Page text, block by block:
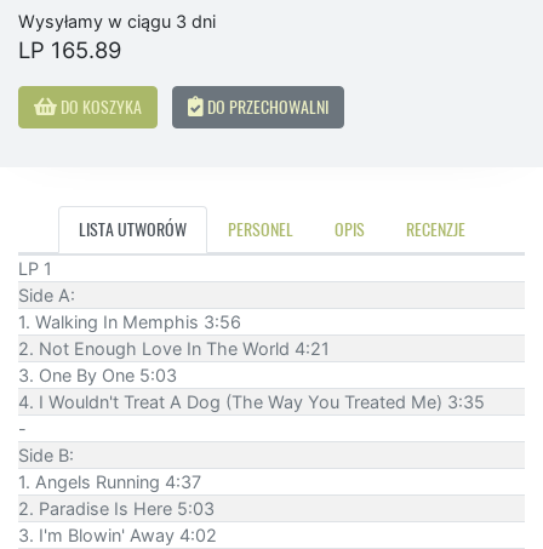
Wysyłamy w ciągu 3 dni
LP 165.89
DO KOSZYKA DO PRZECHOWALNI
LISTA UTWORÓW PERSONEL OPIS RECENZJE
LP 1
Side A:
1. Walking In Memphis 3:56
2. Not Enough Love In The World 4:21
3. One By One 5:03
4. I Wouldn't Treat A Dog (The Way You Treated Me) 3:35
-
Side B:
1. Angels Running 4:37
2. Paradise Is Here 5:03
3. I'm Blowin' Away 4:02